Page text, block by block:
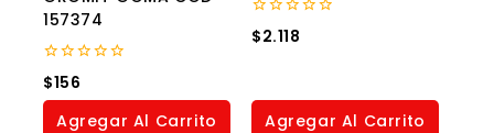
157374
0
out
of
$156
Agregar Al Carrito
0
out
$2.118
Agregar Al Carrito